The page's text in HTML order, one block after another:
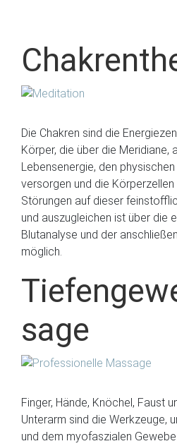
Die Chakren sind die
Körper, die über die Meridiane,
Lebensenergie, den
versorgen und die Körperzellen
Störungen auf dieser
und auszugleichen ist über die
Blutanalyse und der
möglich.
sage
Finger, Hände, Knöchel, Faust
Unterarm sind die Werkzeuge,
und dem myofaszialen